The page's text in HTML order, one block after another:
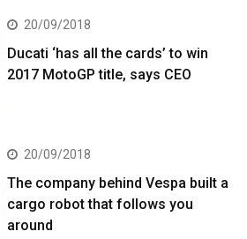
20/09/2018
Ducati ‘has all the cards’ to win
2017 MotoGP title, says CEO
20/09/2018
The company behind Vespa built a
cargo robot that follows you
around